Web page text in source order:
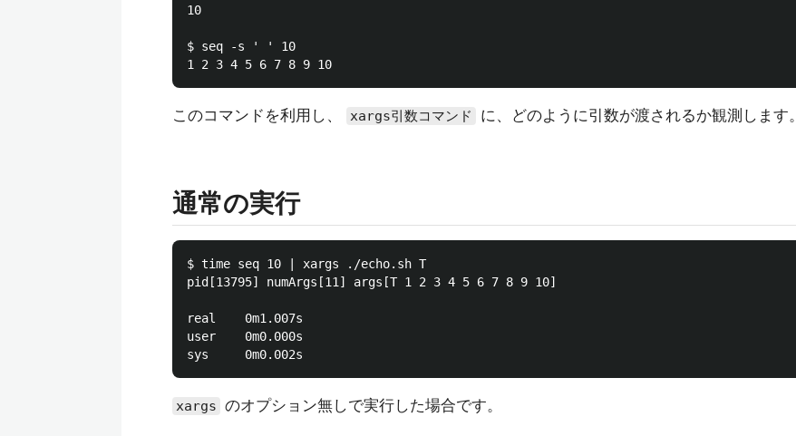
10
$ seq -s ' ' 10
このコマンドを利用し、 xargs引数コマンド に、どのように引数が渡されるか観測します。
通常の実行
$ time seq 10 | xargs ./echo.sh T
pid[13795] numArgs[11] args[T 1 2 3 4 5 6 7 8 9 10]
real    0m1.007s
user    0m0.000s
xargs のオプション無しで実行した場合です。